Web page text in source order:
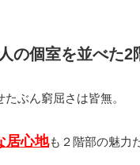
の個室を並べた2
ぶん窮屈さは皆無。
居心地も２階部の魅力